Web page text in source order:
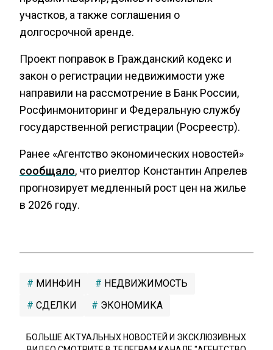
участков, а также соглашения о
долгосрочной аренде.
Проект поправок в Гражданский кодекс и
закон о регистрации недвижимости уже
направили на рассмотрение в Банк России,
Росфинмониторинг и Федеральную службу
государственной регистрации (Росреестр).
Ранее «Агентство экономических новостей»
сообщало, что риелтор Константин Апрелев
прогнозирует медленный рост цен на жилье
в 2026 году.
МИНФИН
НЕДВИЖИМОСТЬ
СДЕЛКИ
ЭКОНОМИКА
БОЛЬШЕ АКТУАЛЬНЫХ НОВОСТЕЙ И ЭКСКЛЮЗИВНЫХ